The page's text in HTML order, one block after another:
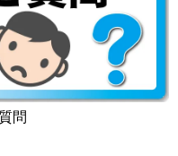
問